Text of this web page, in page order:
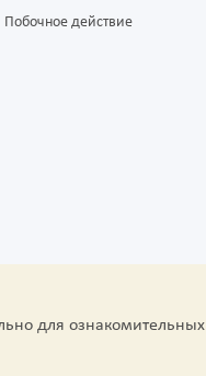
Побочное действие
для ознакомительных